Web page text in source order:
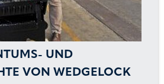
UND
VON WEDGELOCK